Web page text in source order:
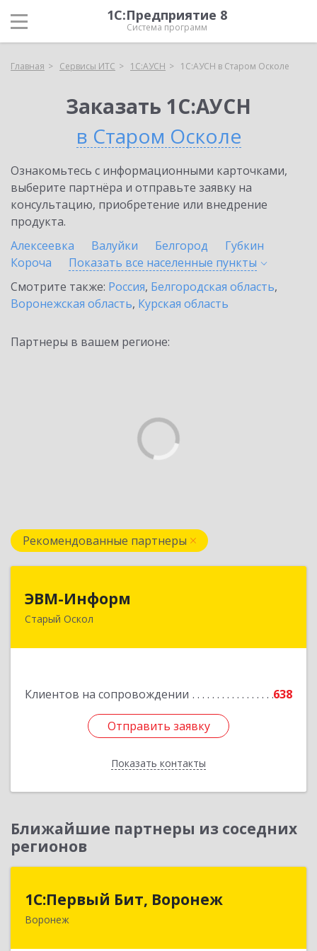
1С:Предприятие 8
Система программ
Главная Сервисы ИТС 1С:АУСН 1С:АУСН в Старом Осколе
Заказать 1С:АУСН
в Старом Осколе
Ознакомьтесь с информационными карточками,
выберите партнёра и отправьте заявку на
консультацию, приобретение или внедрение
продукта.
Алексеевка
Валуйки Белгород
Губкин
Короча
Показать все населенные пункты
Смотрите также: Россия, Белгородская область,
Воронежская область, Курская область
Партнеры в вашем регионе:
Рекомендованные партнеры
ЭВМ-Информ
Старый Оскол
Клиентов на сопровождении 638
Отправить заявку
Показать контакты
309516, Белгородская обл, Старый Оскол г,
Отправить заявку
Назад
Ближайшие партнеры из соседних
регионов
1С:Первый Бит, Воронеж
Воронеж
1С:Первый Бит, Воронеж
394006, Воронежская обл, Воронеж г, 20-летия